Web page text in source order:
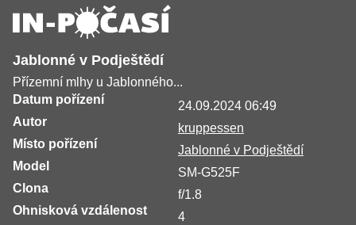
Jablonné v Podještědí
Přízemní mlhy u Jablonného...
Datum pořízení
24.09.2024 06:49
Autor
kruppessen
Místo pořízení
Jablonné v Podještědí
Model
SM-G525F
Clona
f/1.8
Ohnisková vzdálenost
4